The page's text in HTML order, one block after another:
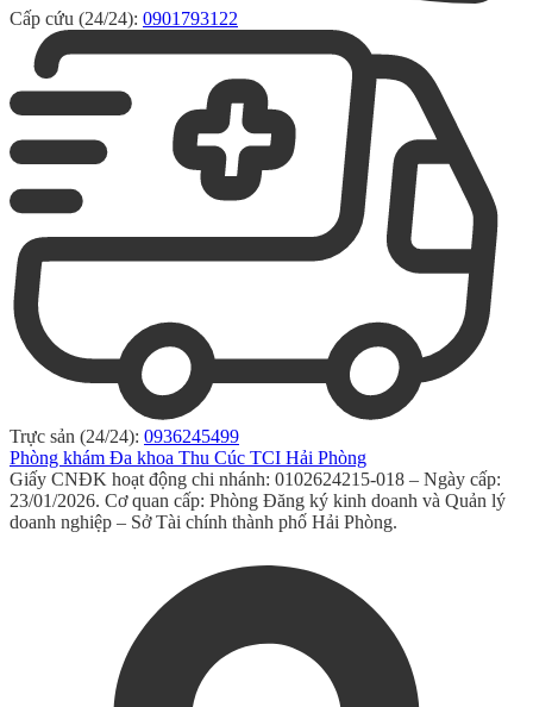
Cấp cứu (24/24): 0901793122
Trực sản (24/24): 0936245499
Phòng khám Đa khoa Thu Cúc TCI Hải Phòng
Giấy CNĐK hoạt động chi nhánh: 0102624215-018 – Ngày cấp:
23/01/2026. Cơ quan cấp: Phòng Đăng ký kinh doanh và Quản lý
doanh nghiệp – Sở Tài chính thành phố Hải Phòng.